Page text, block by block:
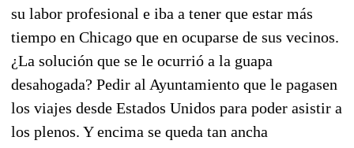
su labor profesional e iba a tener que estar más
tiempo en Chicago que en ocuparse de sus vecinos.
¿La solución que se le ocurrió a la guapa
desahogada? Pedir al Ayuntamiento que le pagasen
los viajes desde Estados Unidos para poder asistir a
los plenos. Y encima se queda tan ancha